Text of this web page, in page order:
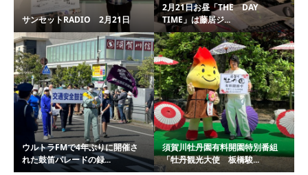
サンセットRADIO 2月21日
2月21日お昼「THE DAY
TIME」は藤居ジ...
ウルトラFMで4年ぶりに開催さ
れた鼓笛パレードの録...
須賀川牡丹園有料開園特別番組
「牡丹観光大使 板橋駿...